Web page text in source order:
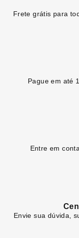
Frete grátis para
Pague em até
Entre em
Envie sua dúvida,